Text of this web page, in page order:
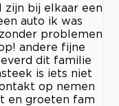
zijn bij elkaar een
auto ik was
problemen
andere fijne
dit familie
is iets niet
op nemen
en groeten fam